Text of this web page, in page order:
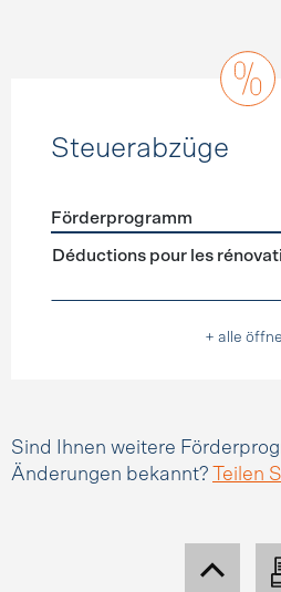
Steuerabzüge
Förderprogramme
Förderprogramm
Déductions pour les
+ alle
Sind Ihnen weitere
Änderungen bekannt?
Teilen